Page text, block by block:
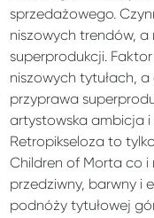
sprzedażowego.
niszowych trendów, a
superprodukcji.
niszowych tytułach,
przyprawa
artystowska ambicja
Retropikseloza to
Children of Morta co
przedziwny, barwny i
podnóży tytułowej